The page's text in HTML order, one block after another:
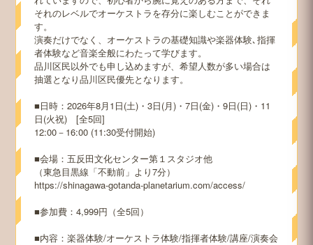
それのレベルでオーケストラを存分に楽しむことができま
す。
演奏だけでなく、オーケストラの基礎知識や楽器体験､指揮
者体験など音楽全般にわたって学びます。
品川区民以外でも申し込めますが、希望人数が多い場合は
抽選となり品川区民優先となります。
■日時：2026年8月1日(土)・3日(月)・7日(金)・9日(日)・11
日(火祝) [全5回]
12:00－16:00 (11:30受付開始)
■会場：五反田文化センター第１スタジオ他
（東急目黒線「不動前」より7分）
https://shinagawa-gotanda-planetarium.com/access/
■参加費：4,999円（全5回）
■内容：楽器体験/オーケストラ体験/指揮者体験/講座/演奏会